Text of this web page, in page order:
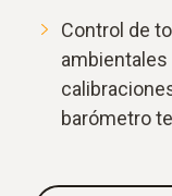
Control de
barómetro